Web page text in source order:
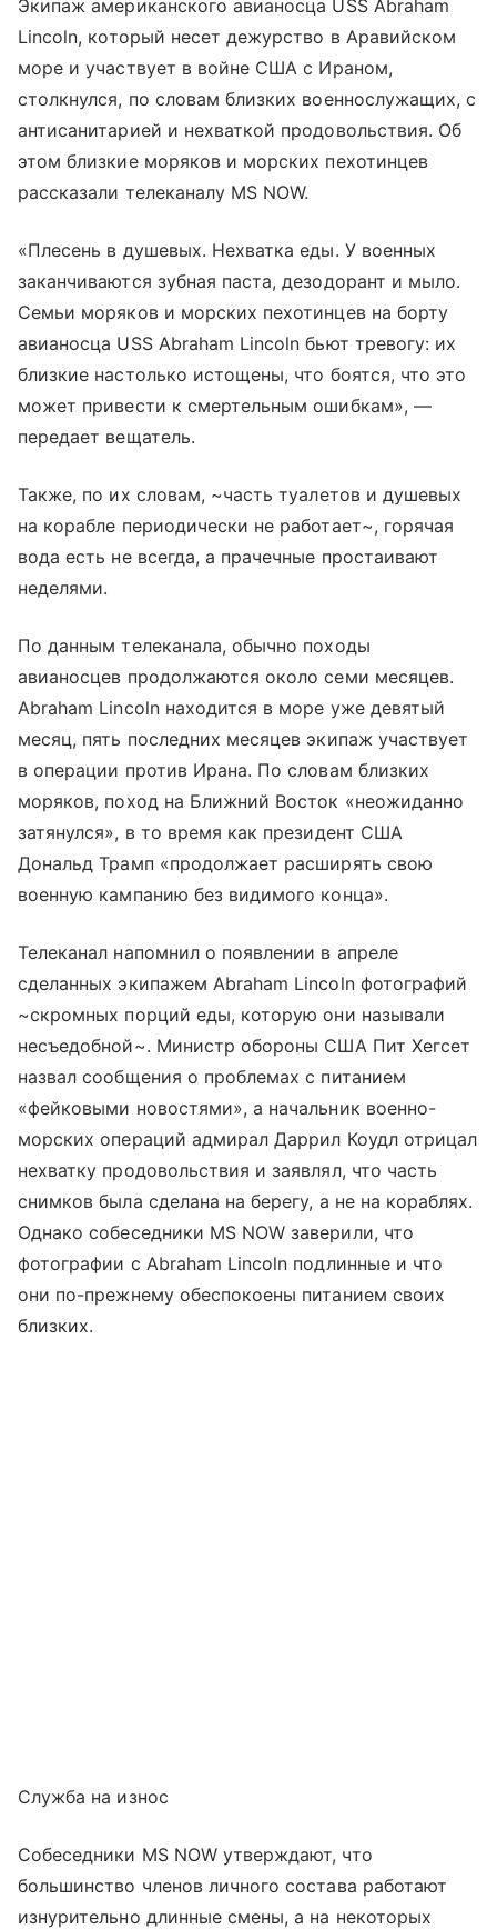
Экипаж американского авианосца USS Abraham
Lincoln, который несет дежурство в Аравийском
море и участвует в войне США с Ираном,
столкнулся, по словам близких военнослужащих, с
антисанитарией и нехваткой продовольствия. Об
этом близкие моряков и морских пехотинцев
рассказали телеканалу MS NOW.
«Плесень в душевых. Нехватка еды. У военных
заканчиваются зубная паста, дезодорант и мыло.
Семьи моряков и морских пехотинцев на борту
авианосца USS Abraham Lincoln бьют тревогу: их
близкие настолько истощены, что боятся, что это
может привести к смертельным ошибкам», —
передает вещатель.
Также, по их словам, ~часть туалетов и душевых
на корабле периодически не работает~, горячая
вода есть не всегда, а прачечные простаивают
неделями.
По данным телеканала, обычно походы
авианосцев продолжаются около семи месяцев.
Abraham Lincoln находится в море уже девятый
месяц, пять последних месяцев экипаж участвует
в операции против Ирана. По словам близких
моряков, поход на Ближний Восток «неожиданно
затянулся», в то время как президент США
Дональд Трамп «продолжает расширять свою
военную кампанию без видимого конца».
Телеканал напомнил о появлении в апреле
сделанных экипажем Abraham Lincoln фотографий
~скромных порций еды, которую они называли
несъедобной~. Министр обороны США Пит Хегсет
назвал сообщения о проблемах с питанием
«фейковыми новостями», а начальник военно-
морских операций адмирал Даррил Коудл отрицал
нехватку продовольствия и заявлял, что часть
снимков была сделана на берегу, а не на кораблях.
Однако собеседники MS NOW заверили, что
фотографии с Abraham Lincoln подлинные и что
они по-прежнему обеспокоены питанием своих
близких.
Служба на износ
Собеседники MS NOW утверждают, что
большинство членов личного состава работают
изнурительно длинные смены, а на некоторых